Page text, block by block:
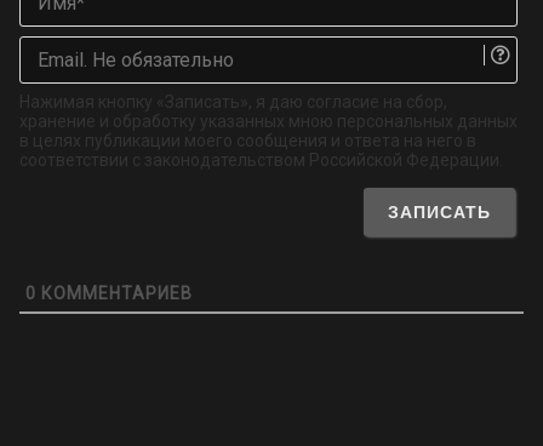
Нажимая кнопку «Записать», я даю согласие на сбор,
хранение и обработку указанных мною персональных данных
в целях публикации моего сообщения и ответа на него в
соответствии с законодательством Российской Федерации.
0 КОММЕНТАРИЕВ